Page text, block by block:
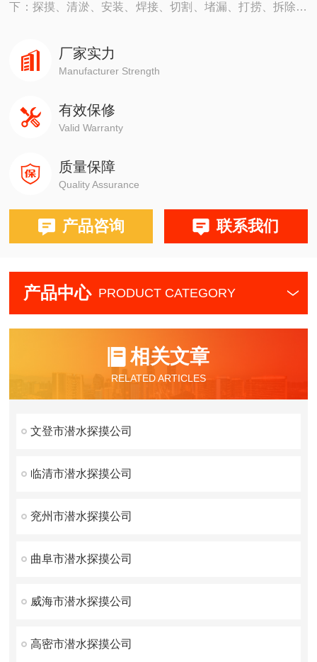
下：探摸、清淤、安装、焊接、切割、堵漏、打捞、拆除、
的工程，有着严密的安全组织机构，*的质量保证体系，严
格的安全措施，并以高质量快速度、守信誉而深受广大业主
厂家实力
Manufacturer Strength
有效保修
Valid Warranty
质量保障
Quality Assurance
产品咨询 联系我们
产品中心 PRODUCT CATEGORY
相关文章
RELATED ARTICLES
文登市潜水探摸公司
临清市潜水探摸公司
兖州市潜水探摸公司
曲阜市潜水探摸公司
威海市潜水探摸公司
高密市潜水探摸公司